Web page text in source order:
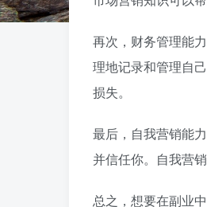
再次，财务管理能
理地记录和管理自
损失。
最后，自我营销能
并信任你。自我营
总之，想要在副业